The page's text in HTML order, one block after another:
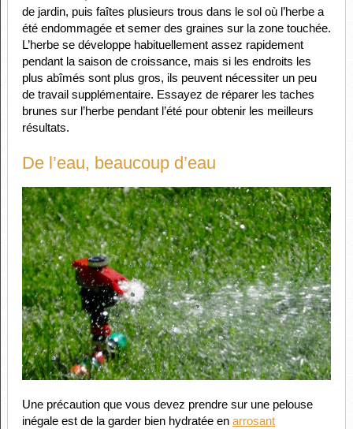
de jardin, puis faîtes plusieurs trous dans le sol où l’herbe a
été endommagée et semer des graines sur la zone touchée.
L’herbe se développe habituellement assez rapidement
pendant la saison de croissance, mais si les endroits les
plus abîmés sont plus gros, ils peuvent nécessiter un peu
de travail supplémentaire. Essayez de réparer les taches
brunes sur l’herbe pendant l’été pour obtenir les meilleurs
résultats.
De l’eau, beaucoup d’eau
Une précaution que vous devez prendre sur une pelouse
inégale est de la garder bien hydratée en arrosant